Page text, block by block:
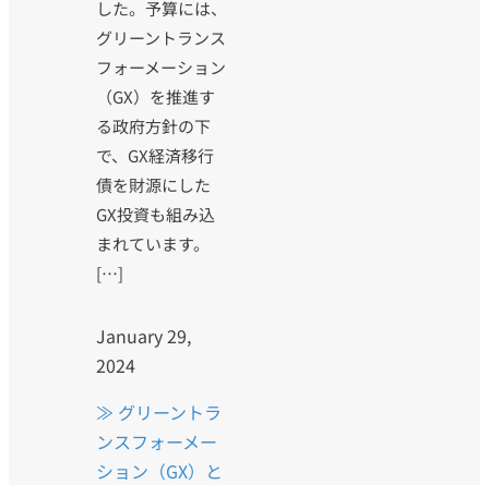
した。予算には、
グリーントランス
フォーメーション
（GX）を推進す
る政府方針の下
で、GX経済移行
債を財源にした
GX投資も組み込
まれています。
[…]
January 29,
2024
≫ グリーントラ
ンスフォーメー
ション（GX）と